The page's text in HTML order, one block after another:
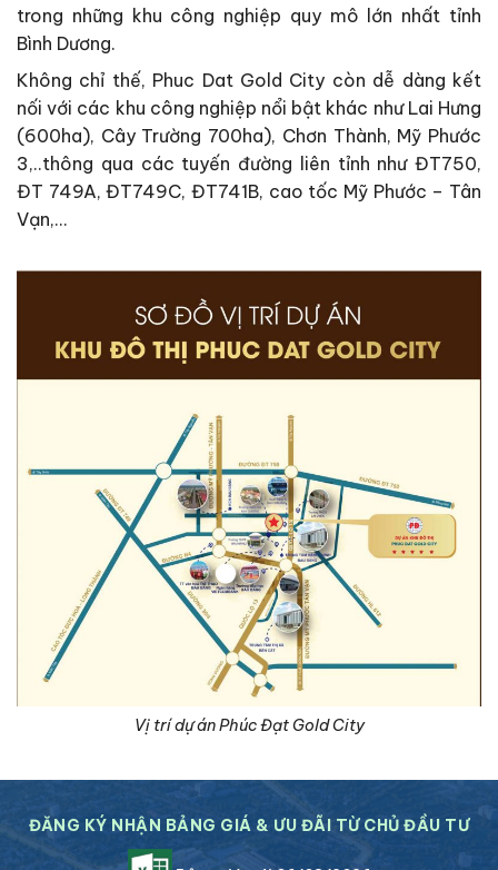
trong những khu công nghiệp quy mô lớn nhất tỉnh
Bình Dương.
Không chỉ thế, Phuc Dat Gold City còn dễ dàng kết
nối với các khu công nghiệp nổi bật khác như Lai Hưng
(600ha), Cây Trường 700ha), Chơn Thành, Mỹ Phước
3,..thông qua các tuyến đường liên tỉnh như ĐT750,
ĐT 749A, ĐT749C, ĐT741B, cao tốc Mỹ Phước – Tân
Vạn,…
Vị trí dự án Phúc Đạt Gold City
ĐĂNG KÝ NHẬN BẢNG GIÁ & ƯU ĐÃI TỪ CHỦ ĐẦU TƯ